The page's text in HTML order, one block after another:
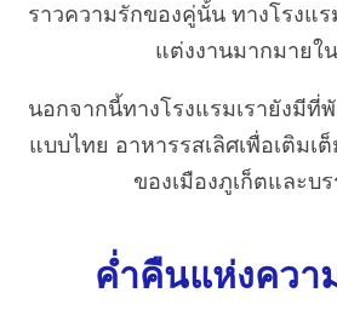
ราวความรักของคู่นั้น ทางโรงแ
แต่งงานมากมายใ
นอกจากนี้ทางโรงแรมเรายังมีที่
แบบไทย อาหารรสเลิศเพื่อเติม
ของเมืองภูเก็ตและบ
ค่ำคืนแห่งควา